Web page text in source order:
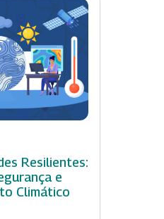
Resilientes:
e
Climático